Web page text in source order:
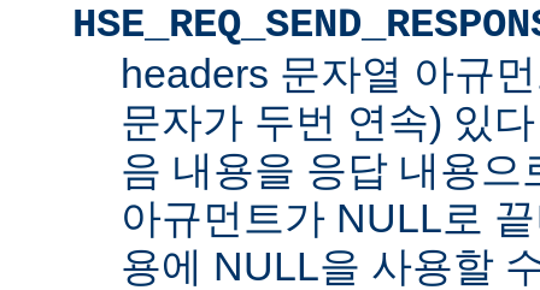
headers 문자열 아규
문자가 두번 연속) 있
음 내용을 응답 내용
아규먼트가 NULL로
용에 NULL을 사용할